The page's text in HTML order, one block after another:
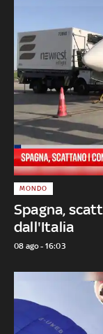
Spagna,
dall'Italia
MONDO
08 ago - 16:03